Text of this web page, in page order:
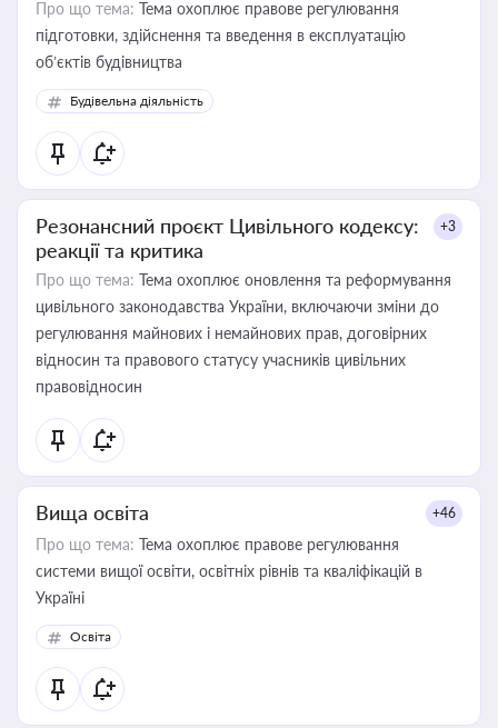
Про що тема: Тема охоплює правове регулювання
підготовки, здійснення та введення в експлуатацію
об’єктів будівництва
Будівельна діяльність
Резонансний проєкт Цивільного кодексу:
реакції та критика
+3
Про що тема: Тема охоплює оновлення та реформування
цивільного законодавства України, включаючи зміни до
регулювання майнових і немайнових прав, договірних
відносин та правового статусу учасників цивільних
правовідносин
Вища освіта +46
Про що тема: Тема охоплює правове регулювання
системи вищої освіти, освітніх рівнів та кваліфікацій в
Україні
Освіта